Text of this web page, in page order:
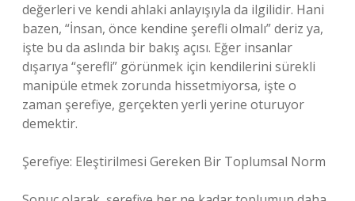
değerleri ve kendi ahlaki anlayışıyla da ilgilidir. Hani
bazen, “İnsan, önce kendine şerefli olmalı” deriz ya,
işte bu da aslında bir bakış açısı. Eğer insanlar
dışarıya “şerefli” görünmek için kendilerini sürekli
manipüle etmek zorunda hissetmiyorsa, işte o
zaman şerefiye, gerçekten yerli yerine oturuyor
demektir.
Şerefiye: Eleştirilmesi Gereken Bir Toplumsal Norm